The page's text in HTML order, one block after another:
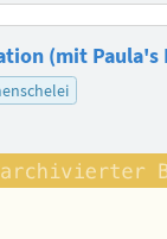
(mit Paula's